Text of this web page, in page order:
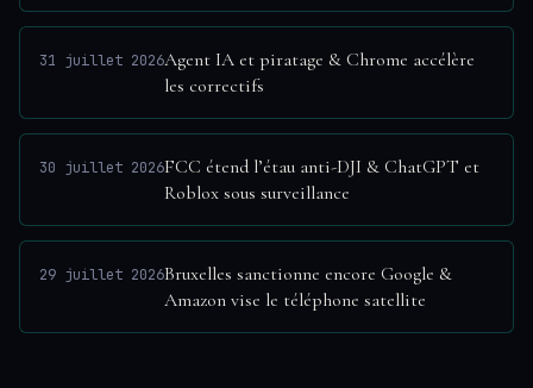
31 juillet 2026Agent IA et piratage & Chrome accélère
les correctifs
30 juillet 2026FCC étend l’étau anti-DJI & ChatGPT et
Roblox sous surveillance
29 juillet 2026Bruxelles sanctionne encore Google &
Amazon vise le téléphone satellite